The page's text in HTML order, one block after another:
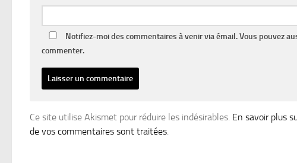
Notifiez-moi des commentaires à venir via émail. Vous pouvez
commenter.
Ce site utilise Akismet pour réduire les indésirables. En savoir plus
de vos commentaires sont traitées